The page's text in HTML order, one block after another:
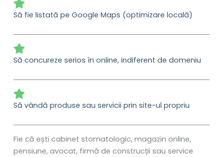
Să fie listată pe Google Maps (optimizare locală)
Să concureze serios în online, indiferent de domeniu
Să vândă produse sau servicii prin site-ul propriu
Fie că ești cabinet stomatologic, magazin online,
pensiune, avocat, firmă de construcții sau service